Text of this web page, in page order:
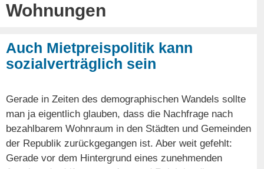
Wohnungen
Auch Mietpreispolitik kann
sozialverträglich sein
Gerade in Zeiten des demographischen Wandels sollte
man ja eigentlich glauben, dass die Nachfrage nach
bezahlbarem Wohnraum in den Städten und Gemeinden
der Republik zurückgegangen ist. Aber weit gefehlt:
Gerade vor dem Hintergrund eines zunehmenden